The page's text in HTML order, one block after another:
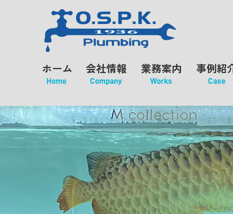
ホーム
Home
会社情報
Company
業務案内
Works
事例紹
Case